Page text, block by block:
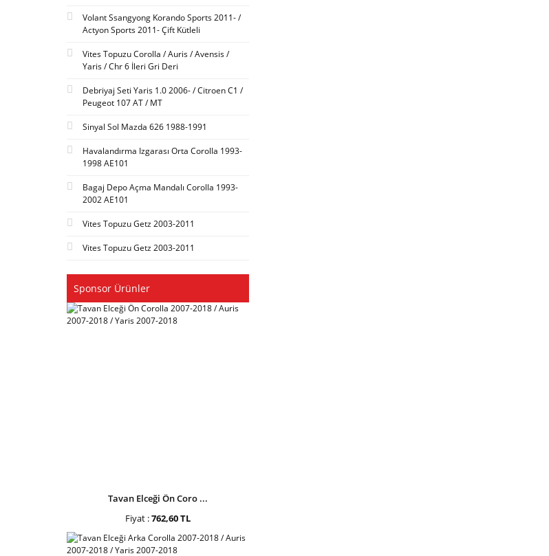
Volant Ssangyong Korando Sports 2011- /
Actyon Sports 2011- Çift Kütleli
Vites Topuzu Corolla / Auris / Avensis /
Yaris / Chr 6 İleri Gri Deri
Debriyaj Seti Yaris 1.0 2006- / Citroen C1 /
Peugeot 107 AT / MT
Sinyal Sol Mazda 626 1988-1991
Havalandırma Izgarası Orta Corolla 1993-
1998 AE101
Bagaj Depo Açma Mandalı Corolla 1993-
2002 AE101
Vites Topuzu Getz 2003-2011
Vites Topuzu Getz 2003-2011
Sponsor Ürünler
Tavan Elceği Ön Coro ...
Fiyat :762,60 TL